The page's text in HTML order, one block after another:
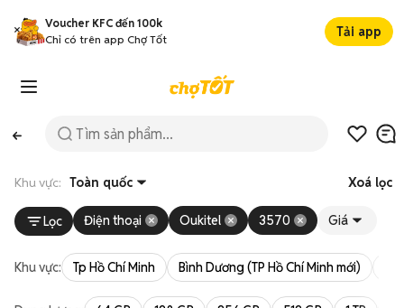
Voucher KFC đến 100k
Chỉ có trên app Chợ Tốt
Tải app
Khu vực: Toàn quốc Xoá lọc
Lọc Điện thoại Oukitel 3570 Giá
Khu vực: Tp Hồ Chí Minh Bình Dương (TP Hồ Chí Minh mới)